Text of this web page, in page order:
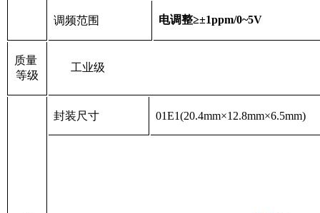
调频范围 电调整≥±1ppm/0~5V
质量
等级
工业级
封装尺寸 01E1(20.4mm×12.8mm×6.5mm)